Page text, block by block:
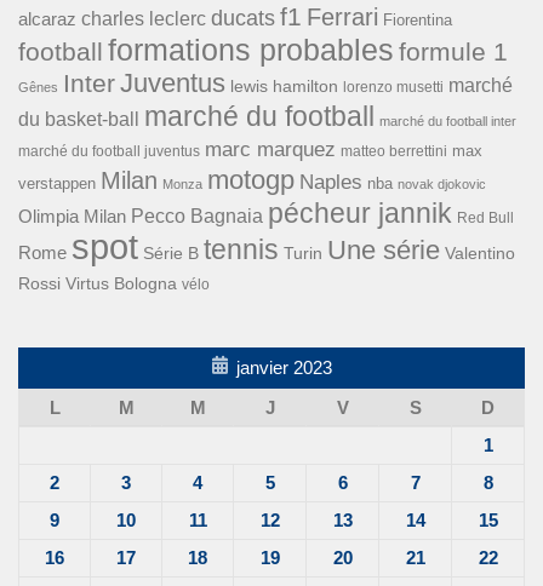
alcaraz charles leclerc ducats f1 Ferrari Fiorentina
football formations probables formule 1
Gênes InterJuventus lewis hamilton lorenzo musetti marché
du basket-ball
marché du football marché du football inter
marché du football juventus marc marquez matteo berrettini max
verstappen Milan Monza motogp Naples nba novak djokovic
Olimpia Milan Pecco Bagnaia pécheur jannik Red Bull
Rome spot Série B tennis Turin Une série Valentino
Rossi Virtus Bologna vélo
janvier 2023
L
M M J V S
D
1
2
3 4 5 6 7
8
9
10 11 12 13 14
15
16
17 18 19 20 21
22